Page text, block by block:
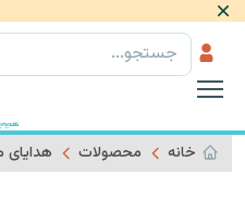
رد کردن
خانه محصولات هدایای